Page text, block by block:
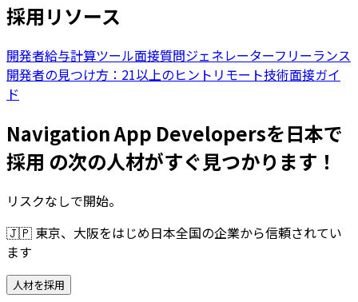
採用リソース
開発者給与計算ツール面接質問ジェネレーターフリーランス
開発者の見つけ方：21以上のヒント リモート技術面接ガイ
ド
Navigation App Developersを日本で
採用 の次の人材がすぐ見つかります！
リスクなしで開始。
🇯🇵 東京、大阪をはじめ日本全国の企業から信頼されてい
ます
人材を採用